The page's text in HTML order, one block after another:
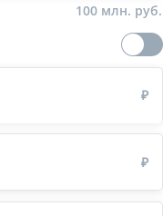
100 млн. руб.
₽
₽